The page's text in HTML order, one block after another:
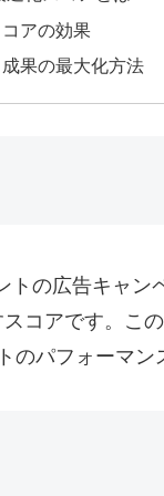
アの効果
果の最大化方法
の広告キャン
コアです。こ
パフォーマン